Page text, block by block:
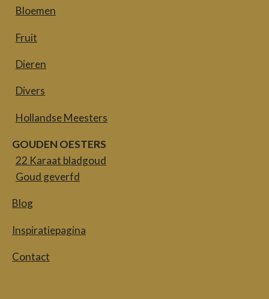
Bloemen
Fruit
Dieren
Divers
Hollandse Meesters
GOUDEN OESTERS
22 Karaat bladgoud
Goud geverfd
Blog
Inspiratiepagina
Contact